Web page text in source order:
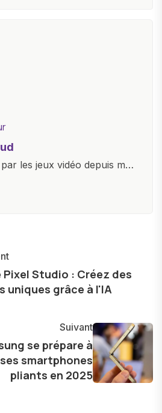
les jeux vidéo depuis mon
amour pour l'univers
technologiques. Armé
j'aime dévoiler les
et innovations, partageant
mes découvertes avec la
des frontières de la
de présenter aux
captivant de ce que le futur
Pixel Studio : Créez des
uniques grâce à l'IA
Suivant
se prépare à
smartphones
pliants en 2025